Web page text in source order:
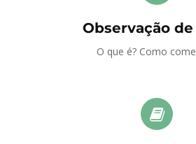
Observação de
O que é? Como